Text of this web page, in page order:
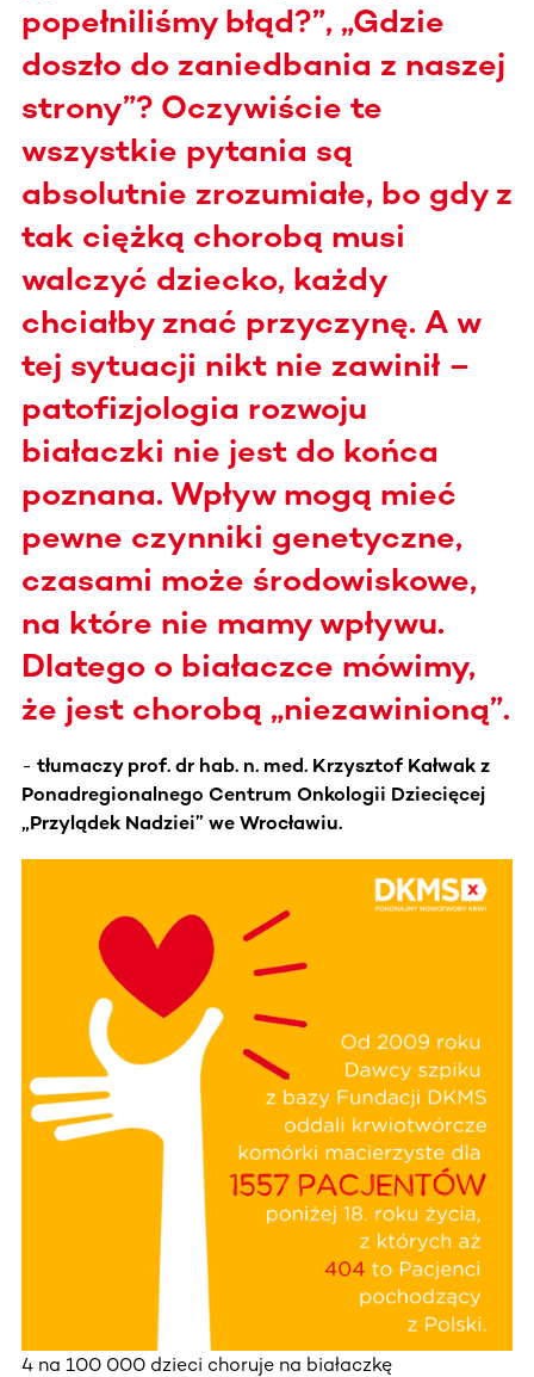
popełniliśmy błąd?”, „Gdzie
doszło do zaniedbania z naszej
strony”? Oczywiście te
wszystkie pytania są
absolutnie zrozumiałe, bo gdy z
tak ciężką chorobą musi
walczyć dziecko, każdy
chciałby znać przyczynę. A w
tej sytuacji nikt nie zawinił –
patofizjologia rozwoju
białaczki nie jest do końca
poznana. Wpływ mogą mieć
pewne czynniki genetyczne,
czasami może środowiskowe,
na które nie mamy wpływu.
Dlatego o białaczce mówimy,
że jest chorobą „niezawinioną”.
- tłumaczy prof. dr hab. n. med. Krzysztof Kałwak z
Ponadregionalnego Centrum Onkologii Dziecięcej
„Przylądek Nadziei” we Wrocławiu.
4 na 100 000 dzieci choruje na białaczkę